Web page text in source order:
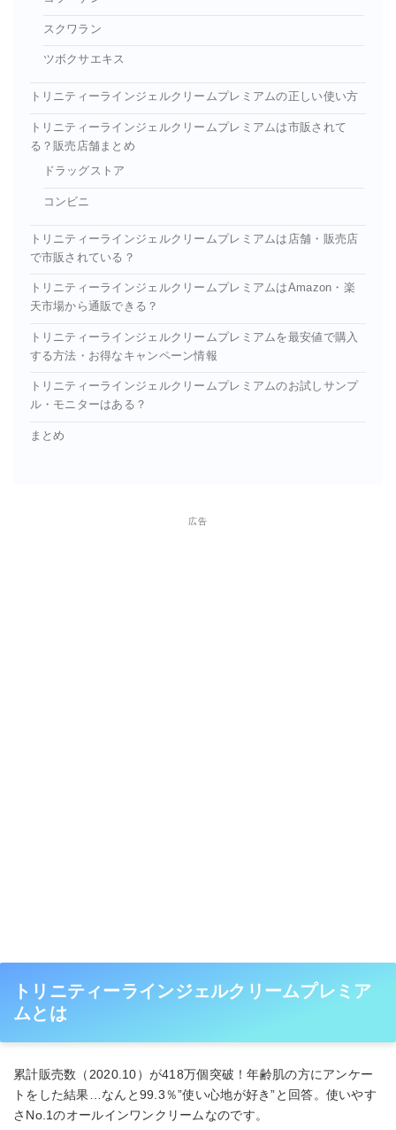
スクワラン
ツボクサエキス
トリニティーラインジェルクリームプレミアムの正しい使い方
トリニティーラインジェルクリームプレミアムは市販されて
る？販売店舗まとめ
ドラッグストア
コンビニ
トリニティーラインジェルクリームプレミアムは店舗・販売店
で市販されている？
トリニティーラインジェルクリームプレミアムはAmazon・楽
天市場から通販できる？
トリニティーラインジェルクリームプレミアムを最安値で購入
する方法・お得なキャンペーン情報
トリニティーラインジェルクリームプレミアムのお試しサンプ
ル・モニターはある？
まとめ
広告
トリニティーラインジェルクリームプレミア
ムとは
累計販売数（2020.10）が418万個突破！年齢肌の方にアンケー
トをした結果…なんと99.3％”使い心地が好き”と回答。使いやす
さNo.1のオールインワンクリームなのです。